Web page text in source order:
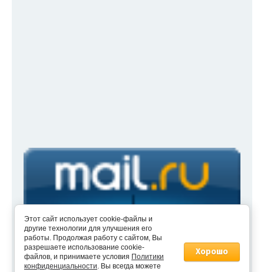
newlepidekor.ru —создание интернет-магазина
Этот сайт использует cookie-файлы и
другие технологии для улучшения его
работы. Продолжая работу с сайтом, Вы
разрешаете использование cookie-
файлов, и принимаете условия Политики
конфиденциальности. Вы всегда можете
Хорошо